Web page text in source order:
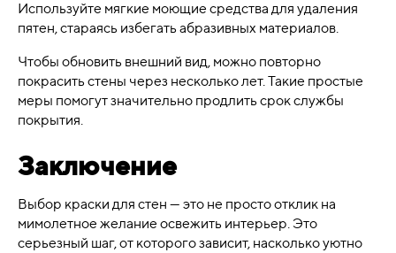
Используйте мягкие моющие средства для удаления
пятен, стараясь избегать абразивных материалов.
Чтобы обновить внешний вид, можно повторно
покрасить стены через несколько лет. Такие простые
меры помогут значительно продлить срок службы
покрытия.
Заключение
Выбор краски для стен — это не просто отклик на
мимолетное желание освежить интерьер. Это
серьезный шаг, от которого зависит, насколько уютно